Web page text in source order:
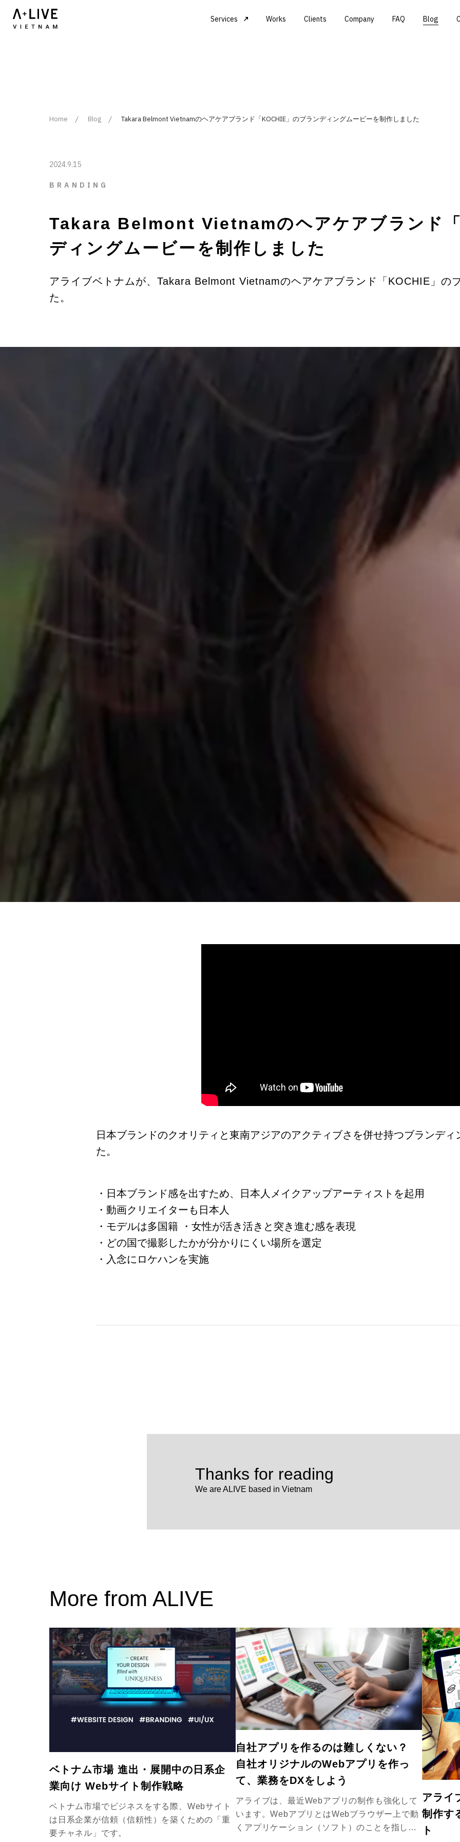
Services Works Clients Company FAQ Blog
Home Blog Takara Belmont Vietnamのヘアケアブランド「KOCHIE」のブランディングムービーを制作しました
2024.9.15
BRANDING
Takara Belmont Vietnamのヘアケアブランド
ディングムービーを制作しました
アライブベトナムが、Takara Belmont Vietnamのヘアケアブランド「KOCHIE」の
た。
日本ブランドのクオリティと東南アジアのアクティブさを併せ持つブランディ
た。
・日本ブランド感を出すため、日本人メイクアップアーティストを起用
・動画クリエイターも日本人
・モデルは多国籍 ・女性が活き活きと突き進む感を表現
・どの国で撮影したかが分かりにくい場所を選定
・入念にロケハンを実施
Thanks for reading
We are ALIVE based in Vietnam
More from ALIVE
ベトナム市場 進出・展開中の日系企
業向け Webサイト制作戦略
ベトナム市場でビジネスをする際、Webサイト
は日系企業が信頼（信頼性）を築くための「重
要チャネル」です。
自社アプリを作るのは難しくない？
自社オリジナルのWebアプリを作っ
て、業務をDXをしよう
アライブは、最近Webアプリの制作も強化して
います。WebアプリとはWebブラウザー上で動
くアプリケーション（ソフト）のことを指しま
アライ
制作す
ト